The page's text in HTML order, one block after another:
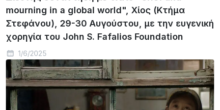
mourning in a global world", Χίος (Κτήμα
Στεφάνου), 29-30 Αυγούστου, με την ευγενική
χορηγία του John S. Fafalios Foundation
1/6/2025